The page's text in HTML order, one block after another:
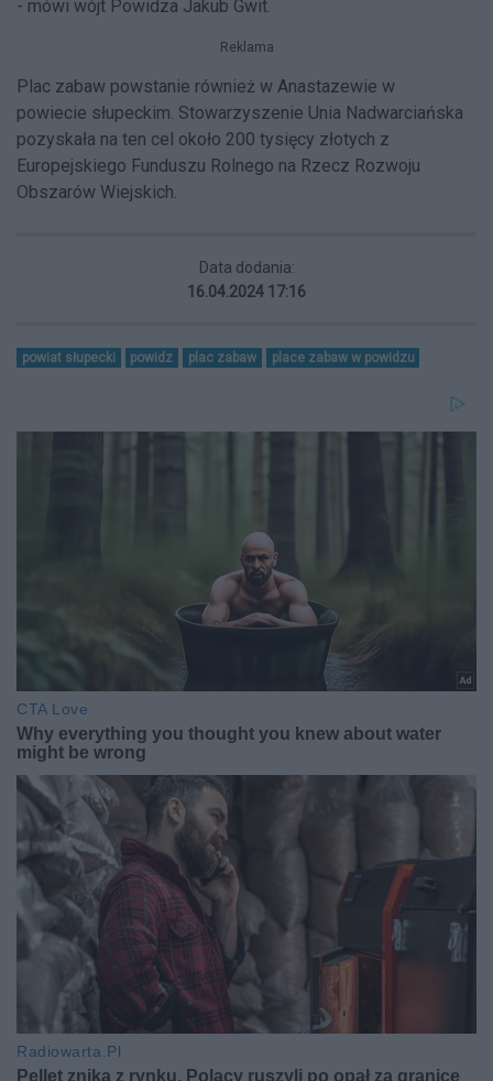
- mówi wójt Powidza Jakub Gwit.
Reklama
Plac zabaw powstanie również w Anastazewie w
powiecie słupeckim. Stowarzyszenie Unia Nadwarciańska
pozyskała na ten cel około 200 tysięcy złotych z
Europejskiego Funduszu Rolnego na Rzecz Rozwoju
Obszarów Wiejskich.
Data dodania:
16.04.2024 17:16
powiat słupecki powidz plac zabaw place zabaw w powidzu